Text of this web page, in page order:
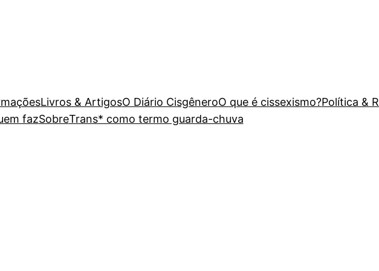
Livros & ArtigosO Diário CisgêneroO que é cissexismo?Política &
fazSobreTrans* como termo guarda-chuva